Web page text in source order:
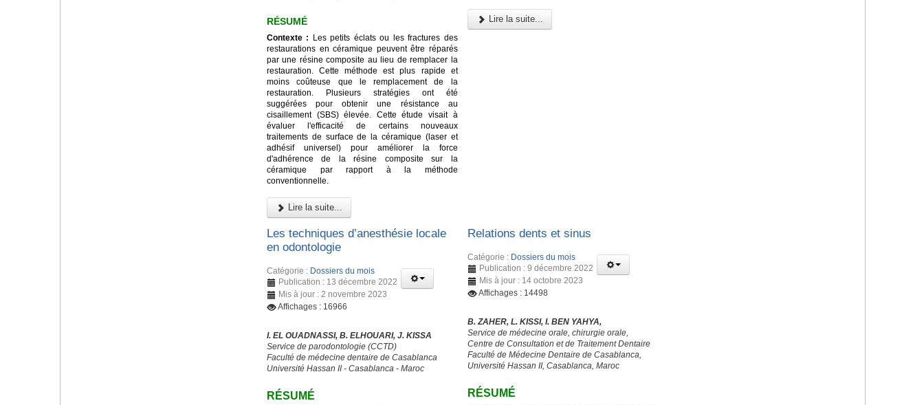
RÉSUMÉ
Contexte : Les petits éclats ou les fractures des
restaurations en céramique peuvent être réparés
par une résine composite au lieu de remplacer la
restauration. Cette méthode est plus rapide et
moins coûteuse que le remplacement de la
restauration. Plusieurs stratégies ont été
suggérées pour obtenir une résistance au
cisaillement (SBS) élevée. Cette étude visait à
évaluer l'efficacité de certains nouveaux
traitements de surface de la céramique (laser et
adhésif universel) pour améliorer la force
d'adhérence de la résine composite sur la
céramique par rapport à la méthode
conventionnelle.
Lire la suite...
Lire la suite...
Les techniques d’anesthésie locale
en odontologie
Catégorie : Dossiers du mois
Publication : 13 décembre 2022
Mis à jour : 2 novembre 2023
Affichages : 16966
I. EL OUADNASSI, B. ELHOUARI, J. KISSA
Service de parodontologie (CCTD)
Faculté de médecine dentaire de Casablanca
Université Hassan II - Casablanca - Maroc
RÉSUMÉ
Relations dents et sinus
Catégorie : Dossiers du mois
Publication : 9 décembre 2022
Mis à jour : 14 octobre 2023
Affichages : 14498
B. ZAHER, L. KISSI, I. BEN YAHYA,
Service de médecine orale, chirurgie orale,
Centre de Consultation et de Traitement Dentaire
Faculté de Médecine Dentaire de Casablanca,
Université Hassan II, Casablanca, Maroc
RÉSUMÉ